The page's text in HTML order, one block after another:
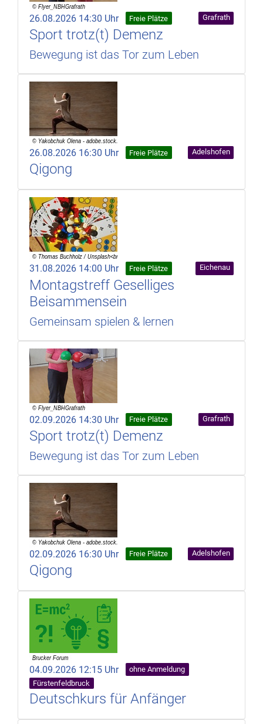
26.08.2026 14:30 Uhr Freie Plätze Grafrath
Sport trotz(t) Demenz
Bewegung ist das Tor zum Leben
26.08.2026 16:30 Uhr Freie Plätze Adelshofen
Qigong
31.08.2026 14:00 Uhr Freie Plätze Eichenau
Montagstreff Geselliges
Beisammensein
Gemeinsam spielen & lernen
02.09.2026 14:30 Uhr Freie Plätze Grafrath
Sport trotz(t) Demenz
Bewegung ist das Tor zum Leben
02.09.2026 16:30 Uhr Freie Plätze Adelshofen
Qigong
04.09.2026 12:15 Uhr
ohne Anmeldung
Fürstenfeldbruck
Deutschkurs für Anfänger